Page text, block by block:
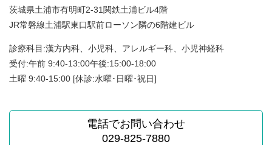
茨城県土浦市有明町2-31関鉄土浦ビル4階
JR常磐線土浦駅東口駅前ローソン隣の6階建ビル
診療科目:漢方内科、小児科、アレルギー科、小児神経科
受付:午前 9:40-13:00午後:15:00-18:00
土曜 9:40-15:00 [休診:水曜･日曜･祝日]
電話でお問い合わせ
029-825-7880